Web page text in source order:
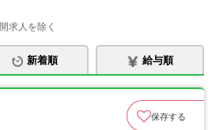
求人を除く
新着順 給与順
保存する